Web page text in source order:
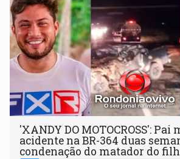
'XANDY DO MOTOCROSS': Pai
acidente na BR-364 duas
condenação do matador do